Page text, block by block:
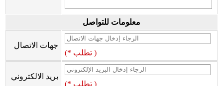
معلومات للتواصل
جهات الاتصال
(* تطلب )
بريد الالكتروني
(* تطلب )